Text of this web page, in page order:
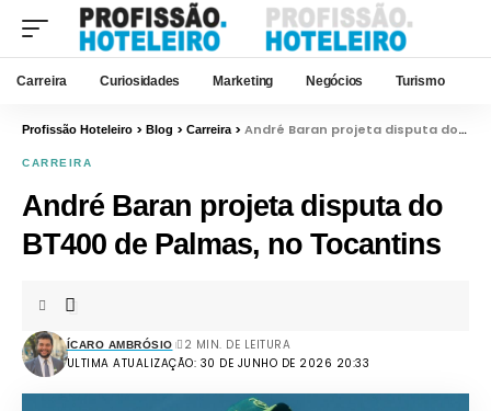
Carreira Curiosidades Marketing Negócios Turismo
Profissão Hoteleiro > Blog > Carreira>André Baran projeta disputa do BT400 de Palmas, no Tocantins
CARREIRA
André Baran projeta disputa do
BT400 de Palmas, no Tocantins
ULTIMA ATUALIZAÇÃO: 30 DE JUNHO DE 2026 20:33
ÍCARO AMBRÓSIO 2 MIN. DE LEITURA